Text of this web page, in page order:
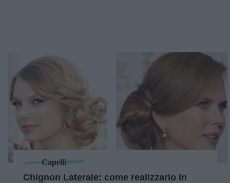
Capelli
Chignon Laterale: come realizzarlo in